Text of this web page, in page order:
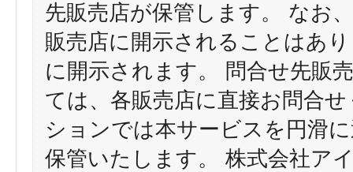
先販売店が保管します。 なお
販売店に開示されることはあ
に開示されます。 問合せ先販
ては、各販売店に直接お問合
ションでは本サービスを円滑
保管いたします。 株式会社ア